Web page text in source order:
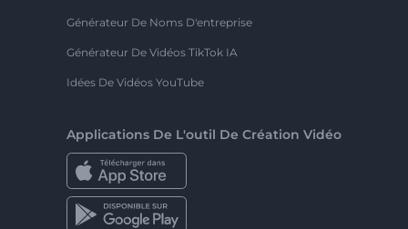
Générateur De Noms D'entreprise
Générateur De Vidéos TikTok IA
Idées De Vidéos YouTube
Applications De L'outil De Création Vidéo